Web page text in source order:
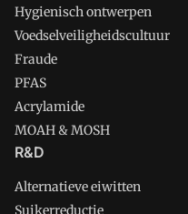
Hygienisch ontwerpen
Voedselveiligheidscultuur
Fraude
PFAS
Acrylamide
MOAH & MOSH
R&D
Alternatieve eiwitten
Suikerreductie